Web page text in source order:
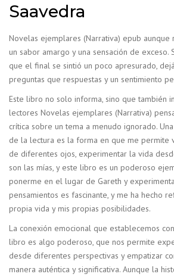
Saavedra
Novelas ejemplares (Narrativa) epub aunque
un sabor amargo y una sensación de exceso.
que el final se sintió un poco apresurado,
preguntas que respuestas y un sentimiento
Este libro no solo informa, sino que también
lectores Novelas ejemplares (Narrativa)
crítica sobre un tema a menudo ignorado.
de la lectura es la forma en que me permite
de diferentes ojos, experimentar la vida
son las mías, y este libro es un poderoso
ponerme en el lugar de Gareth y
pensamientos es fascinante, y me ha hecho
propia vida y mis propias posibilidades.
La conexión emocional que establecemos
libro es algo poderoso, que nos permite
desde diferentes perspectivas y empatizar
manera auténtica y significativa. Aunque la